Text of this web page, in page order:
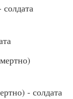
- солдата